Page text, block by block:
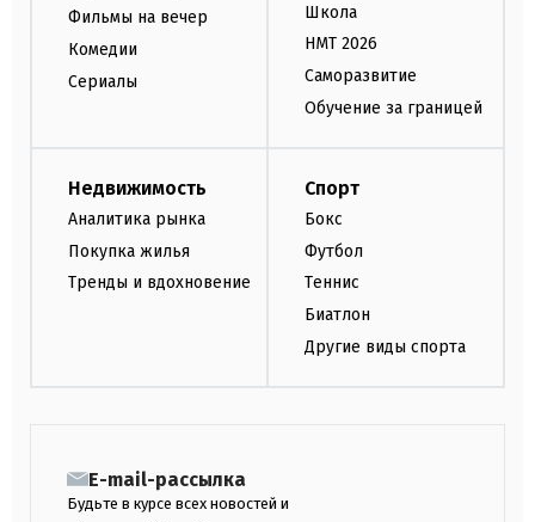
Фильмы на вечер
Комедии
Сериалы
Школа
НМТ 2026
Саморазвитие
Обучение за границей
Недвижимость
Аналитика рынка
Покупка жилья
Тренды и вдохновение
Спорт
Бокс
Футбол
Теннис
Биатлон
Другие виды спорта
E-mail-рассылка
Будьте в курсе всех новостей и